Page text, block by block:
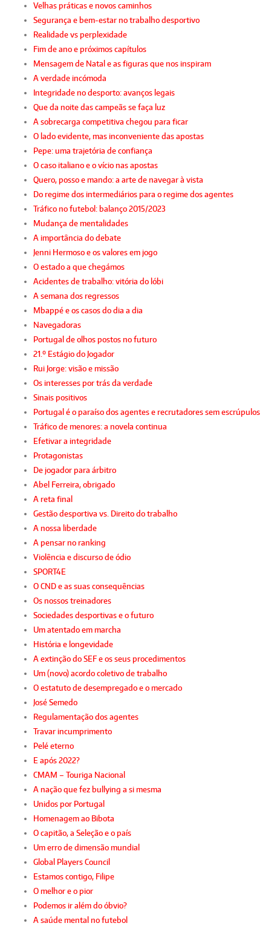
Velhas práticas e novos caminhos
Segurança e bem-estar no trabalho desportivo
Realidade vs perplexidade
Fim de ano e próximos capítulos
Mensagem de Natal e as figuras que nos inspiram
A verdade incómoda
Integridade no desporto: avanços legais
Que da noite das campeãs se faça luz
A sobrecarga competitiva chegou para ficar
O lado evidente, mas inconveniente das apostas
Pepe: uma trajetória de confiança
O caso italiano e o vício nas apostas
Quero, posso e mando: a arte de navegar à vista
Do regime dos intermediários para o regime dos agentes
Tráfico no futebol: balanço 2015/2023
Mudança de mentalidades
A importância do debate
Jenni Hermoso e os valores em jogo
O estado a que chegámos
Acidentes de trabalho: vitória do lóbi
A semana dos regressos
Mbappé e os casos do dia a dia
Navegadoras
Portugal de olhos postos no futuro
21.º Estágio do Jogador
Rui Jorge: visão e missão
Os interesses por trás da verdade
Sinais positivos
Portugal é o paraíso dos agentes e recrutadores sem escrúpulos
Tráfico de menores: a novela continua
Efetivar a integridade
Protagonistas
De jogador para árbitro
Abel Ferreira, obrigado
A reta final
Gestão desportiva vs. Direito do trabalho
A nossa liberdade
A pensar no ranking
Violência e discurso de ódio
SPORT4E
O CND e as suas consequências
Os nossos treinadores
Sociedades desportivas e o futuro
Um atentado em marcha
História e longevidade
A extinção do SEF e os seus procedimentos
Um (novo) acordo coletivo de trabalho
O estatuto de desempregado e o mercado
José Semedo
Regulamentação dos agentes
Travar incumprimento
Pelé eterno
E após 2022?
CMAM – Touriga Nacional
A nação que fez bullying a si mesma
Unidos por Portugal
Homenagem ao Bibota
O capitão, a Seleção e o país
Um erro de dimensão mundial
Global Players Council
Estamos contigo, Filipe
O melhor e o pior
Podemos ir além do óbvio?
A saúde mental no futebol